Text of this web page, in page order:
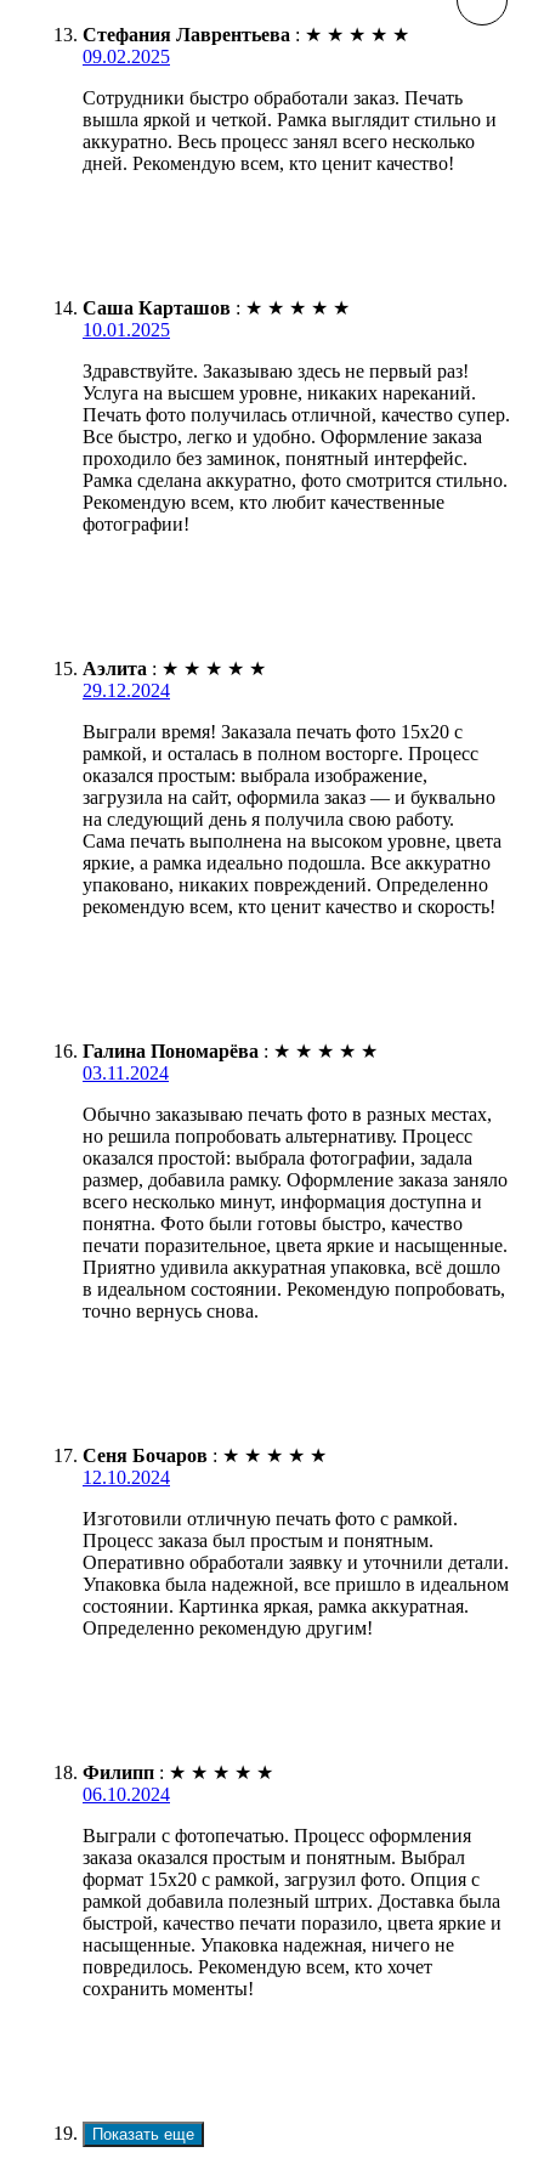
Стефания Лаврентьева : ★ ★ ★ ★ ★
09.02.2025
Сотрудники быстро обработали заказ. Печать
вышла яркой и четкой. Рамка выглядит стильно и
аккуратно. Весь процесс занял всего несколько
дней. Рекомендую всем, кто ценит качество!
Саша Карташов : ★ ★ ★ ★ ★
10.01.2025
Здравствуйте. Заказываю здесь не первый раз!
Услуга на высшем уровне, никаких нареканий.
Печать фото получилась отличной, качество супер.
Все быстро, легко и удобно. Оформление заказа
проходило без заминок, понятный интерфейс.
Рамка сделана аккуратно, фото смотрится стильно.
Рекомендую всем, кто любит качественные
фотографии!
Аэлита : ★ ★ ★ ★ ★
29.12.2024
Выграли время! Заказала печать фото 15х20 с
рамкой, и осталась в полном восторге. Процесс
оказался простым: выбрала изображение,
загрузила на сайт, оформила заказ — и буквально
на следующий день я получила свою работу.
Сама печать выполнена на высоком уровне, цвета
яркие, а рамка идеально подошла. Все аккуратно
упаковано, никаких повреждений. Определенно
рекомендую всем, кто ценит качество и скорость!
Галина Пономарёва : ★ ★ ★ ★ ★
03.11.2024
Обычно заказываю печать фото в разных местах,
но решила попробовать альтернативу. Процесс
оказался простой: выбрала фотографии, задала
размер, добавила рамку. Оформление заказа заняло
всего несколько минут, информация доступна и
понятна. Фото были готовы быстро, качество
печати поразительное, цвета яркие и насыщенные.
Приятно удивила аккуратная упаковка, всё дошло
в идеальном состоянии. Рекомендую попробовать,
точно вернусь снова.
Сеня Бочаров : ★ ★ ★ ★ ★
12.10.2024
Изготовили отличную печать фото с рамкой.
Процесс заказа был простым и понятным.
Оперативно обработали заявку и уточнили детали.
Упаковка была надежной, все пришло в идеальном
состоянии. Картинка яркая, рамка аккуратная.
Определенно рекомендую другим!
Филипп : ★ ★ ★ ★ ★
06.10.2024
Выграли с фотопечатью. Процесс оформления
заказа оказался простым и понятным. Выбрал
формат 15х20 с рамкой, загрузил фото. Опция с
рамкой добавила полезный штрих. Доставка была
быстрой, качество печати поразило, цвета яркие и
насыщенные. Упаковка надежная, ничего не
повредилось. Рекомендую всем, кто хочет
сохранить моменты!
Показать еще